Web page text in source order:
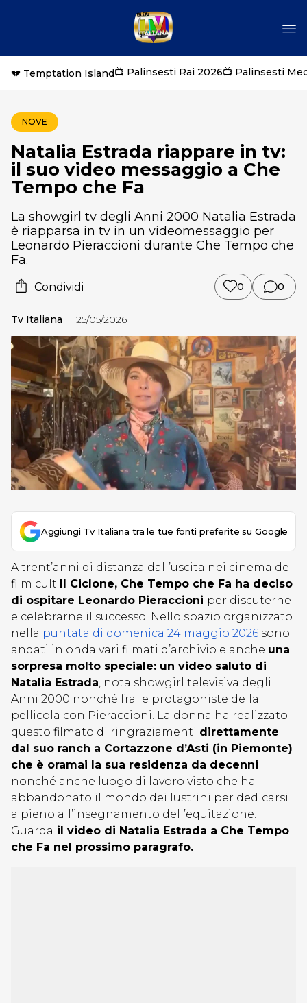
💔 Temptation Island📺 Palinsesti Rai 2026📺 Palinsesti
NOVE
Natalia Estrada riappare in tv:
il suo video messaggio a Che
Tempo che Fa
La showgirl tv degli Anni 2000 Natalia Estrada
è riapparsa in tv in un videomessaggio per
Leonardo Pieraccioni durante Che Tempo che
Fa.
Condividi 0 0
Tv Italiana 25/05/2026
Aggiungi Tv Italiana tra le tue fonti preferite su Google
A trent’anni di distanza dall’uscita nei cinema del
film cult Il Ciclone, Che Tempo che Fa ha deciso
di ospitare Leonardo Pieraccioni per discuterne
e celebrarne il successo. Nello spazio organizzato
nella puntata di domenica 24 maggio 2026 sono
andati in onda vari filmati d’archivio e anche una
sorpresa molto speciale: un video saluto di
Natalia Estrada, nota showgirl televisiva degli
Anni 2000 nonché fra le protagoniste della
pellicola con Pieraccioni. La donna ha realizzato
questo filmato di ringraziamenti direttamente
dal suo ranch a Cortazzone d’Asti (in Piemonte)
che è oramai la sua residenza da decenni
nonché anche luogo di lavoro visto che ha
abbandonato il mondo dei lustrini per dedicarsi
a pieno all’insegnamento dell’equitazione.
Guarda il video di Natalia Estrada a Che Tempo
che Fa nel prossimo paragrafo.